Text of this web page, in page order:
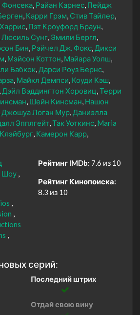
Фонсека Райан Карнес Пейдж
Карри Грэм Стив Тайлер
Пэт Кроуфорд Браун
Люсиль Сунг Эмили Бергл
Бин Рэйчел Дж. Фокс Дикси
Мэйсон Коттон Майара Уолш
Бабкок Дарси Роуз Бернс
Майкл Демпси Коуди Кэш
Дэйл Вэддингтон Хоровиц Терри
Шейн Кинсман Нашон
Джошуа Логан Мур Даниэлла
Эпплгейт Так Уоткинс Maria
Камерон Карр
Шоу
Рейтинг IMDb: 7.6 из 10
Рейтинг Кинопоиска:
8.3 из 10
серий:
Последний штрих
Отдай свою вину